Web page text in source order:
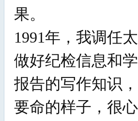
果。
1991年，我调任
做好纪检信息和
报告的写作知识
要命的样子，很